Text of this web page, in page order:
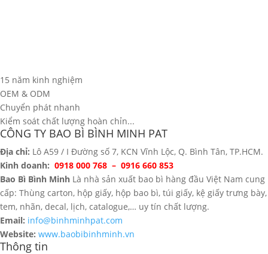
15 năm kinh nghiệm
OEM & ODM
Chuyển phát nhanh
Kiểm soát chất lượng hoàn chỉn...
CÔNG TY BAO BÌ BÌNH MINH PAT
Địa chỉ: Lô A59 / I Đường số 7, KCN Vĩnh Lộc, Q. Bình Tân, TP.HCM.
Kinh doanh: 0918 000 768 – 0916 660 853
Bao Bì Bình Minh Là nhà sản xuất bao bì hàng đầu Việt Nam cung
cấp: Thùng carton, hộp giấy, hộp bao bì, túi giấy, kệ giấy trưng bày,
tem, nhãn, decal, lịch, catalogue,… uy tín chất lượng.
Email: info@binhminhpat.com
Website: www.baobibinhminh.vn
Thông tin